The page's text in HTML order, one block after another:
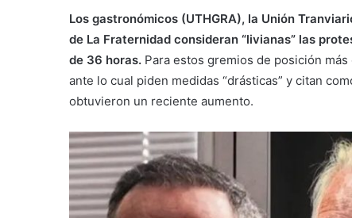
Los gastronómicos (UTHGRA), la Unión
de La Fraternidad consideran “livianas” las
de 36 horas. Para estos gremios de posición
ante lo cual piden medidas “drásticas” y citan
obtuvieron un reciente aumento.